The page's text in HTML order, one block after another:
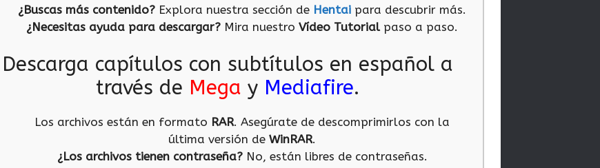
¿Buscas más contenido? Explora nuestra sección de Hentai para descubrir más.
¿Necesitas ayuda para descargar? Mira nuestroVídeo Tutorial paso a paso.
Descarga capítulos con subtítulos en español a
través de Mega y Mediafire.
Los archivos están en formato RAR. Asegúrate de descomprimirlos con la
última versión deWinRAR.
¿Los archivos tienen contraseña?No, están libres de contraseñas.